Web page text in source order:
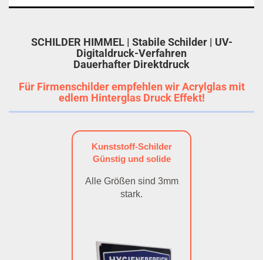
SCHILDER HIMMEL | Stabile Schilder | UV-
Digitaldruck-Verfahren
Dauerhafter Direktdruck
Für Firmenschilder empfehlen wir Acrylglas mit
edlem Hinterglas Druck Effekt!
Kunststoff-Schilder
Günstig und solide
Alle Größen sind 3mm
stark.